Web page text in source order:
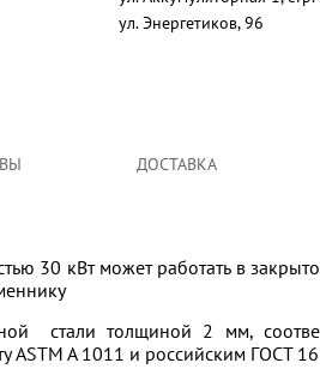
ул. Энергетиков, 96
ДОСТАВКА
30 кВт может работать в
стали толщиной 2 мм,
ASTM A 1011 и российским ГОСТ